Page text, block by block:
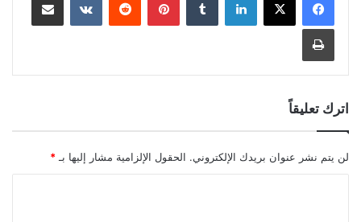
طباعة
اترك تعليقاً
لن يتم نشر عنوان بريدك الإلكتروني. الحقول الإلزامية مشار إليها بـ *